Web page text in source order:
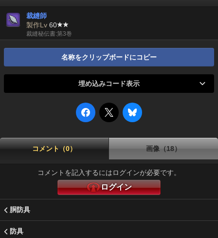
裁縫師
製作Lv 60
裁縫秘伝書:第3巻
名称をクリップボードにコピー
埋め込みコード表示
コメント（0） 画像（18）
コメントを記入するにはログインが必要です。
ログイン
胴防具
防具